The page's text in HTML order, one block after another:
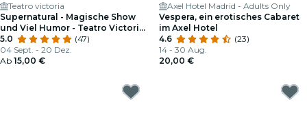
Teatro victoria
Supernatural - Magische Show
und Viel Humor - Teatro Victoria
de Madrid
5.0
(47)
04 Sept. - 20 Dez.
Ab 15,00 €
Axel Hotel Madrid - Adults Only
Vespera, ein erotisches Cabaret
im Axel Hotel
4.6
(23)
14 - 30 Aug.
20,00 €